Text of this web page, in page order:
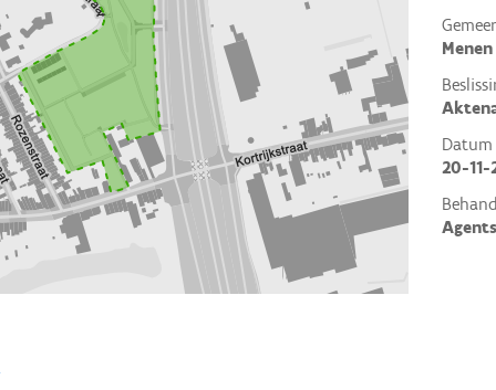
Menen
Datum
20-11-